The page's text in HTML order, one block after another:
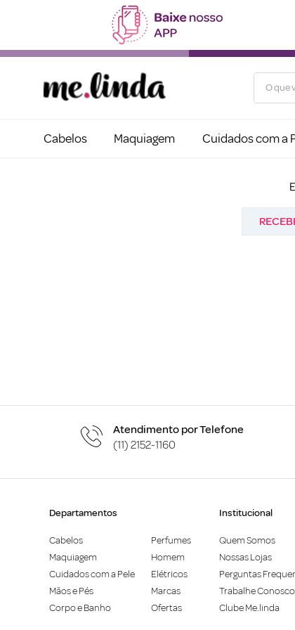
O que
Cabelos Maquiagem Cuidados com a
Atendimento por Telefone
(11) 2152-1160
Departamentos
Cabelos
Maquiagem
Cuidados com a Pele
Mãos e Pés
Corpo e Banho
Perfumes
Homem
Elétricos
Marcas
Ofertas
Institucional
Quem Somos
Nossas Lojas
Perguntas
Trabalhe Conosco
Clube Me.linda